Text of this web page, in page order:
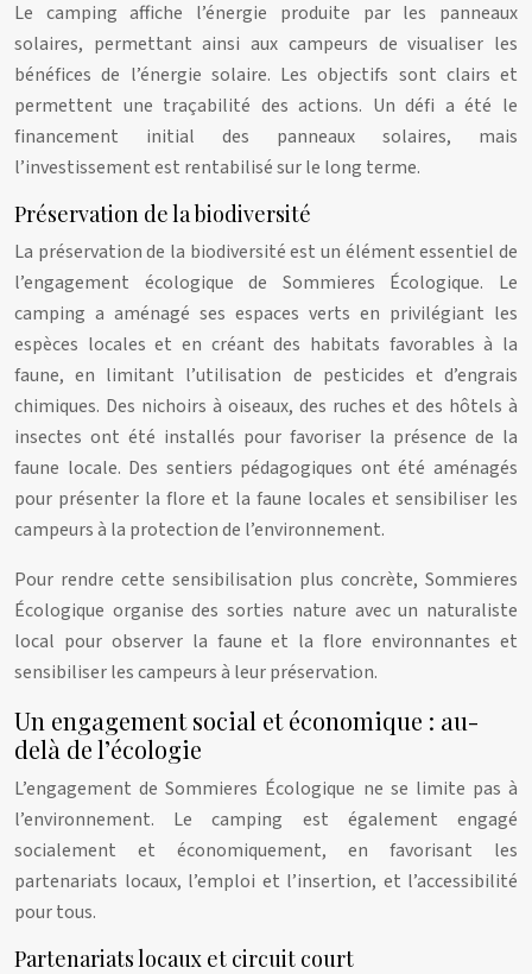
Le camping affiche l’énergie produite par les panneaux
solaires, permettant ainsi aux campeurs de visualiser les
bénéfices de l’énergie solaire. Les objectifs sont clairs et
permettent une traçabilité des actions. Un défi a été le
financement initial des panneaux solaires, mais
l’investissement est rentabilisé sur le long terme.
Préservation de la biodiversité
La préservation de la biodiversité est un élément essentiel de
l’engagement écologique de Sommieres Écologique. Le
camping a aménagé ses espaces verts en privilégiant les
espèces locales et en créant des habitats favorables à la
faune, en limitant l’utilisation de pesticides et d’engrais
chimiques. Des nichoirs à oiseaux, des ruches et des hôtels à
insectes ont été installés pour favoriser la présence de la
faune locale. Des sentiers pédagogiques ont été aménagés
pour présenter la flore et la faune locales et sensibiliser les
campeurs à la protection de l’environnement.
Pour rendre cette sensibilisation plus concrète, Sommieres
Écologique organise des sorties nature avec un naturaliste
local pour observer la faune et la flore environnantes et
sensibiliser les campeurs à leur préservation.
Un engagement social et économique : au-
delà de l’écologie
L’engagement de Sommieres Écologique ne se limite pas à
l’environnement. Le camping est également engagé
socialement et économiquement, en favorisant les
partenariats locaux, l’emploi et l’insertion, et l’accessibilité
pour tous.
Partenariats locaux et circuit court